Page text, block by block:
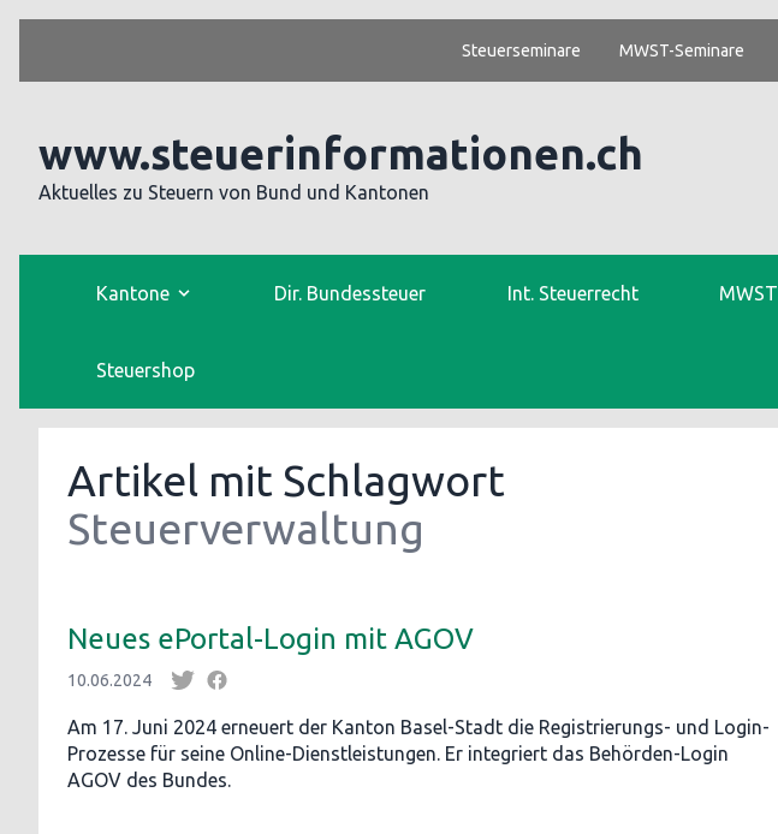
Steuerseminare MWST-Seminare
www.steuerinformationen.ch
Aktuelles zu Steuern von Bund und Kantonen
Kantone Dir. Bundessteuer Int. Steuerrecht MWST
Steuershop
Artikel mit Schlagwort
Steuerverwaltung
Neues ePortal-Login mit AGOV
10.06.2024
Am 17. Juni 2024 erneuert der Kanton Basel-Stadt die Registrierungs- und Login-
Prozesse für seine Online-Dienstleistungen. Er integriert das Behörden-Login
AGOV des Bundes.